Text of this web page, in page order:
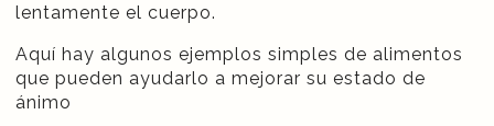
lentamente el cuerpo.
Aquí hay algunos ejemplos simples de alimentos
que pueden ayudarlo a mejorar su estado de
ánimo